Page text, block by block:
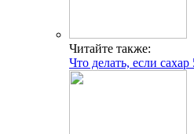
Читайте также:
Что делать, если